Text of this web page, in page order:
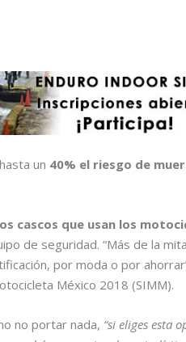
un 40% el riesgo de
cascos que usan los
de seguridad. “Más de la
por moda o por
México 2018 (SIMM).
no portar nada, “si eliges esta